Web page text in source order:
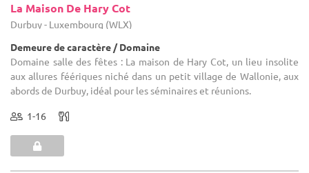
La Maison De Hary Cot
Durbuy - Luxembourg (WLX)
Demeure de caractère / Domaine
Domaine salle des fêtes : La maison de Hary Cot, un lieu insolite
aux allures féériques niché dans un petit village de Wallonie, aux
abords de Durbuy, idéal pour les séminaires et réunions.
1-16